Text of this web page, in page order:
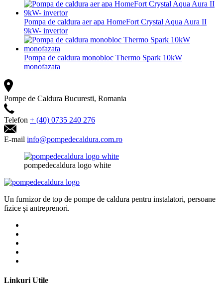
Pompa de caldura aer apa HomeFort Crystal Aqua Aura II
9kW- invertor
Pompa de caldura monobloc Thermo Spark 10kW
monofazata
Pompe de Caldura Bucuresti, Romania
Telefon + (40) 0735 240 276
E-mail info@pompedecaldura.com.ro
pompedecaldura logo white
Un furnizor de top de pompe de caldura pentru instalatori, persoane
fizice și antreprenori.
Linkuri Utile